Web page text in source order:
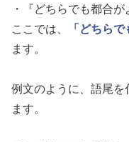
・『どちらでも都合が
ここでは、
「どちらで
ます。
例文のように、語尾を
ます。